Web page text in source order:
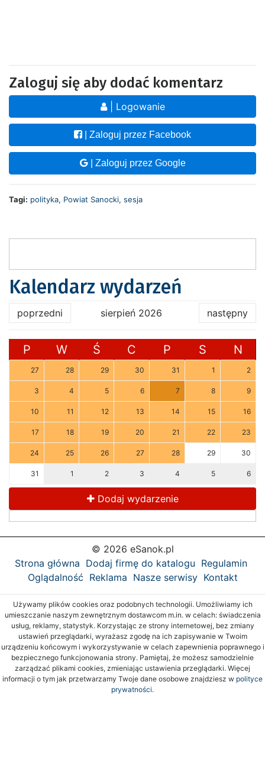
Zaloguj się aby dodać komentarz
| Logowanie
| Zaloguj przez Facebook
| Zaloguj przez Google
Tagi: polityka, Powiat Sanocki, sesja
Kalendarz wydarzeń
poprzedni sierpień 2026 następny
P W Ś C P S N
27 28 29 30 31 1 2
3 4 5 6 7 8 9
10 11 12 13 14 15 16
17 18 19 20 21 22 23
24 25 26 27 28 29 30
31 1 2 3 4 5 6
Dodaj wydarzenie
© 2026 eSanok.pl
Strona główna Dodaj firmę do katalogu Regulamin
Oglądalność Reklama Nasze serwisy Kontakt
Używamy plików cookies oraz podobnych technologii. Umożliwiamy ich
umieszczanie naszym zewnętrznym dostawcom m.in. w celach: świadczenia
usług, reklamy, statystyk. Korzystając ze strony internetowej, bez zmiany
ustawień przeglądarki, wyrażasz zgodę na ich zapisywanie w Twoim
urządzeniu końcowym i wykorzystywanie w celach zapewnienia poprawnego i
bezpiecznego funkcjonowania strony. Pamiętaj, że możesz samodzielnie
zarządzać plikami cookies, zmieniając ustawienia przeglądarki. Więcej
informacji o tym jak przetwarzamy Twoje dane osobowe znajdziesz w polityce
prywatności.